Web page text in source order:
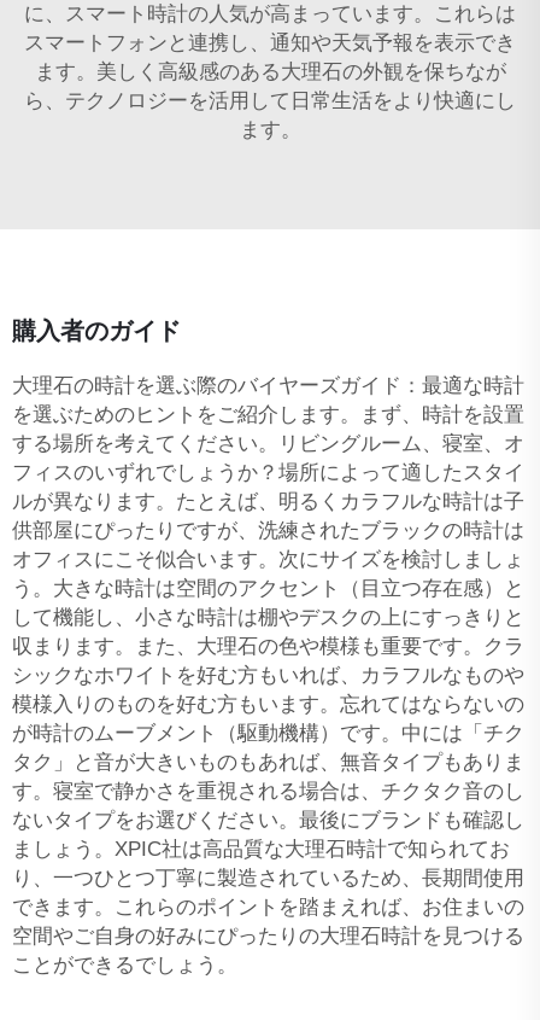
に、スマート時計の人気が高まっています。これらは
スマートフォンと連携し、通知や天気予報を表示でき
ます。美しく高級感のある大理石の外観を保ちなが
ら、テクノロジーを活用して日常生活をより快適にし
ます。
購入者のガイド
大理石の時計を選ぶ際のバイヤーズガイド：最適な時計
を選ぶためのヒントをご紹介します。まず、時計を設置
する場所を考えてください。リビングルーム、寝室、オ
フィスのいずれでしょうか？場所によって適したスタイ
ルが異なります。たとえば、明るくカラフルな時計は子
供部屋にぴったりですが、洗練されたブラックの時計は
オフィスにこそ似合います。次にサイズを検討しましょ
う。大きな時計は空間のアクセント（目立つ存在感）と
して機能し、小さな時計は棚やデスクの上にすっきりと
収まります。また、大理石の色や模様も重要です。クラ
シックなホワイトを好む方もいれば、カラフルなものや
模様入りのものを好む方もいます。忘れてはならないの
が時計のムーブメント（駆動機構）です。中には「チク
タク」と音が大きいものもあれば、無音タイプもありま
す。寝室で静かさを重視される場合は、チクタク音のし
ないタイプをお選びください。最後にブランドも確認し
ましょう。XPIC社は高品質な大理石時計で知られてお
り、一つひとつ丁寧に製造されているため、長期間使用
できます。これらのポイントを踏まえれば、お住まいの
空間やご自身の好みにぴったりの大理石時計を見つける
ことができるでしょう。